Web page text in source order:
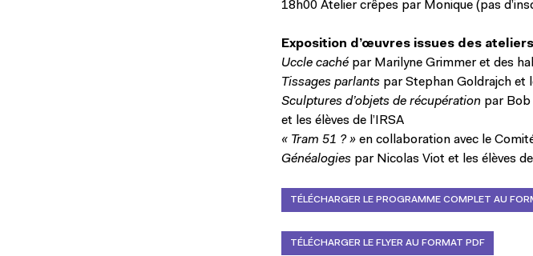
18h00 Atelier crêpes par Monique (pas
Exposition d’œuvres issues des
Uccle caché par Marilyne Grimmer et des
Tissages parlants par Stephan Goldrajch et
Sculptures d’objets de récupération par Bob
et les élèves de l’IRSA
« Tram 51 ? » en collaboration avec le
Généalogies par Nicolas Viot et les élèves
TÉLÉCHARGER LE PROGRAMME COMPLET AU
TÉLÉCHARGER LE FLYER AU FORMAT PDF